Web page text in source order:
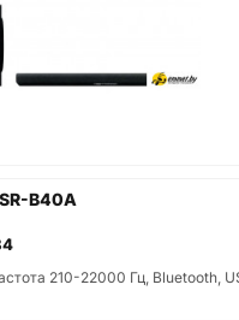
B40A
210-22000 Гц, Bluetooth,